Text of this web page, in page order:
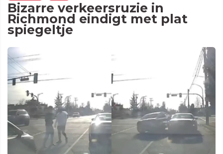
Bizarre verkeersruzie in
Richmond eindigt met plat
spiegeltje